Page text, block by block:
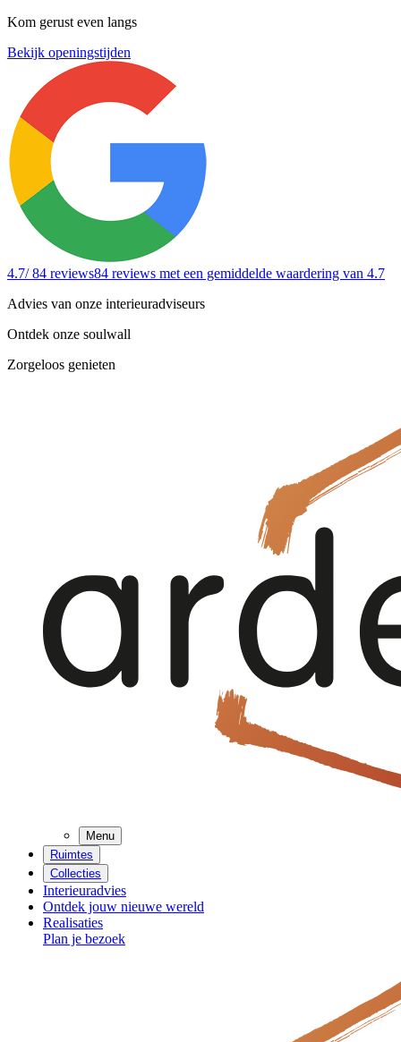
Kom gerust even langs
Bekijk openingstijden
4.7/ 84 reviews84 reviews met een gemiddelde waardering van 4.7
Advies van onze interieuradviseurs
Ontdek onze soulwall
Zorgeloos genieten
Menu
Ruimtes
Collecties
Interieuradvies
Ontdek jouw nieuwe wereld
Realisaties
Plan je bezoek